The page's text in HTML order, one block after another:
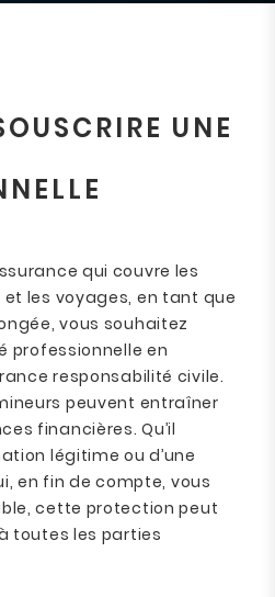
UNE
qui couvre les
les voyages, en tant que
vous souhaitez
professionnelle en
responsabilité civile.
peuvent entraîner
financières. Qu’il
légitime ou d’une
en fin de compte, vous
cette protection peut
toutes les parties